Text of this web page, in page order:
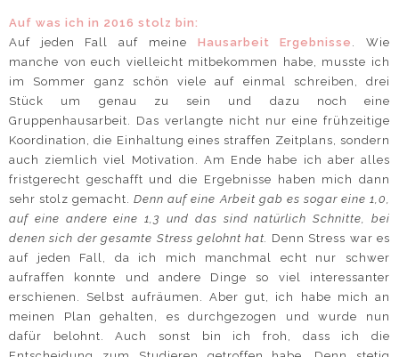
Auf was ich in 2016 stolz bin:
Auf jeden Fall auf meine Hausarbeit Ergebnisse . Wie
manche von euch vielleicht mitbekommen habe, musste ich
im Sommer ganz schön viele auf einmal schreiben, drei
Stück um genau zu sein und dazu noch eine
Gruppenhausarbeit. Das verlangte nicht nur eine frühzeitige
Koordination, die Einhaltung eines straffen Zeitplans, sondern
auch ziemlich viel Motivation. Am Ende habe ich aber alles
fristgerecht geschafft und die Ergebnisse haben mich dann
sehr stolz gemacht.Denn auf eine Arbeit gab es sogar eine 1,0,
auf eine andere eine 1,3 und das sind natürlich Schnitte, bei
denen sich der gesamte Stress gelohnt hat. Denn Stress war es
auf jeden Fall, da ich mich manchmal echt nur schwer
aufraffen konnte und andere Dinge so viel interessanter
erschienen. Selbst aufräumen. Aber gut, ich habe mich an
meinen Plan gehalten, es durchgezogen und wurde nun
dafür belohnt. Auch sonst bin ich froh, dass ich die